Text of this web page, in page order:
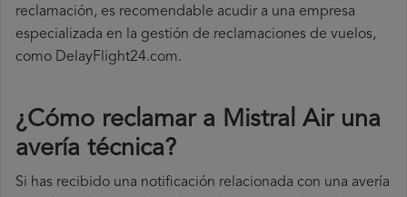
reclamación, es recomendable acudir a una empresa
especializada en la gestión de reclamaciones de vuelos,
como DelayFlight24.com.
¿Cómo reclamar a Mistral Air una
avería técnica?
Si has recibido una notificación relacionada con una avería